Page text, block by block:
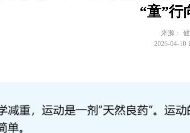
“童”行
来源：
2026-04-10